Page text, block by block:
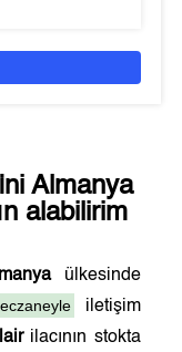
Almanya
alabilirim
ülkesinde
eczaneyle
iletişim
ilacının stokta